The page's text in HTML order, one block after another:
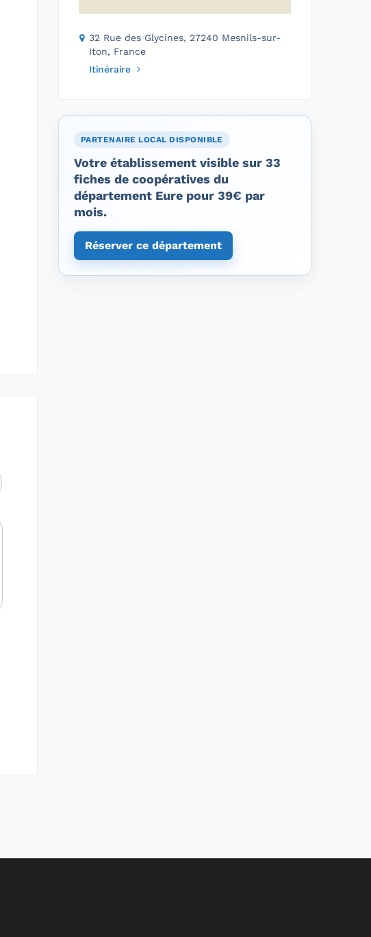
32 Rue des Glycines, 27240 Mesnils-sur-
Iton, France
Itinéraire
PARTENAIRE LOCAL DISPONIBLE
Votre établissement visible sur 33
fiches de coopératives du
département Eure pour 39€ par
mois.
Réserver ce département